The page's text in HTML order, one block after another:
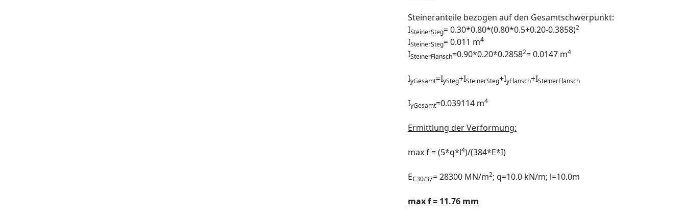
Steineranteile bezogen auf den Gesamtschwerpunkt:
ISteinerSteg= 0.30*0.80*(0.80*0.5+0.20-0.3858)2
ISteinerSteg= 0.011 m4
ISteinerFlansch=0.90*0.20*0.28582= 0.0147 m4
IyGesamt=IySteg+ISteinerSteg+IyFlansch+ISteinerFlansch
IyGesamt=0.039114 m4
Ermittlung der Verformung:
max f = (5*q*l4)/(384*E*I)
EC30/37= 28300 MN/m2; q=10.0 kN/m; l=10.0m
max f = 11.76 mm